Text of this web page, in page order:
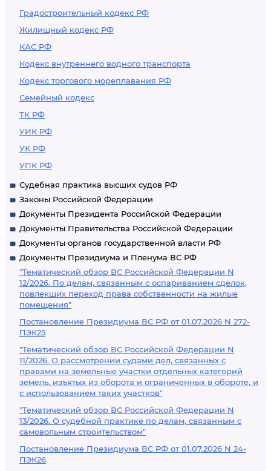
Градостроительный кодекс РФ
Жилищный кодекс РФ
КАС РФ
Кодекс внутреннего водного транспорта
Кодекс торгового мореплавания РФ
Семейный кодекс
ТК РФ
УИК РФ
УК РФ
УПК РФ
Судебная практика высших судов РФ
Законы Российской Федерации
Документы Президента Российской Федерации
Документы Правительства Российской Федерации
Документы органов государственной власти РФ
Документы Президиума и Пленума ВС РФ
"Тематический обзор ВС Российской Федерации N
12/2026. По делам, связанным с оспариванием сделок,
повлекших переход права собственности на жилые
помещения"
Постановление Президиума ВС РФ от 01.07.2026 N 272-
ПЭК25
"Тематический обзор ВС Российской Федерации N
11/2026. О рассмотрении судами дел, связанных с
правами на земельные участки отдельных категорий
земель, изъятых из оборота и ограниченных в обороте, и
с использованием таких участков"
"Тематический обзор ВС Российской Федерации N
13/2026. О судебной практике по делам, связанным с
самовольным строительством"
Постановление Президиума ВС РФ от 01.07.2026 N 24-
ПЭК26